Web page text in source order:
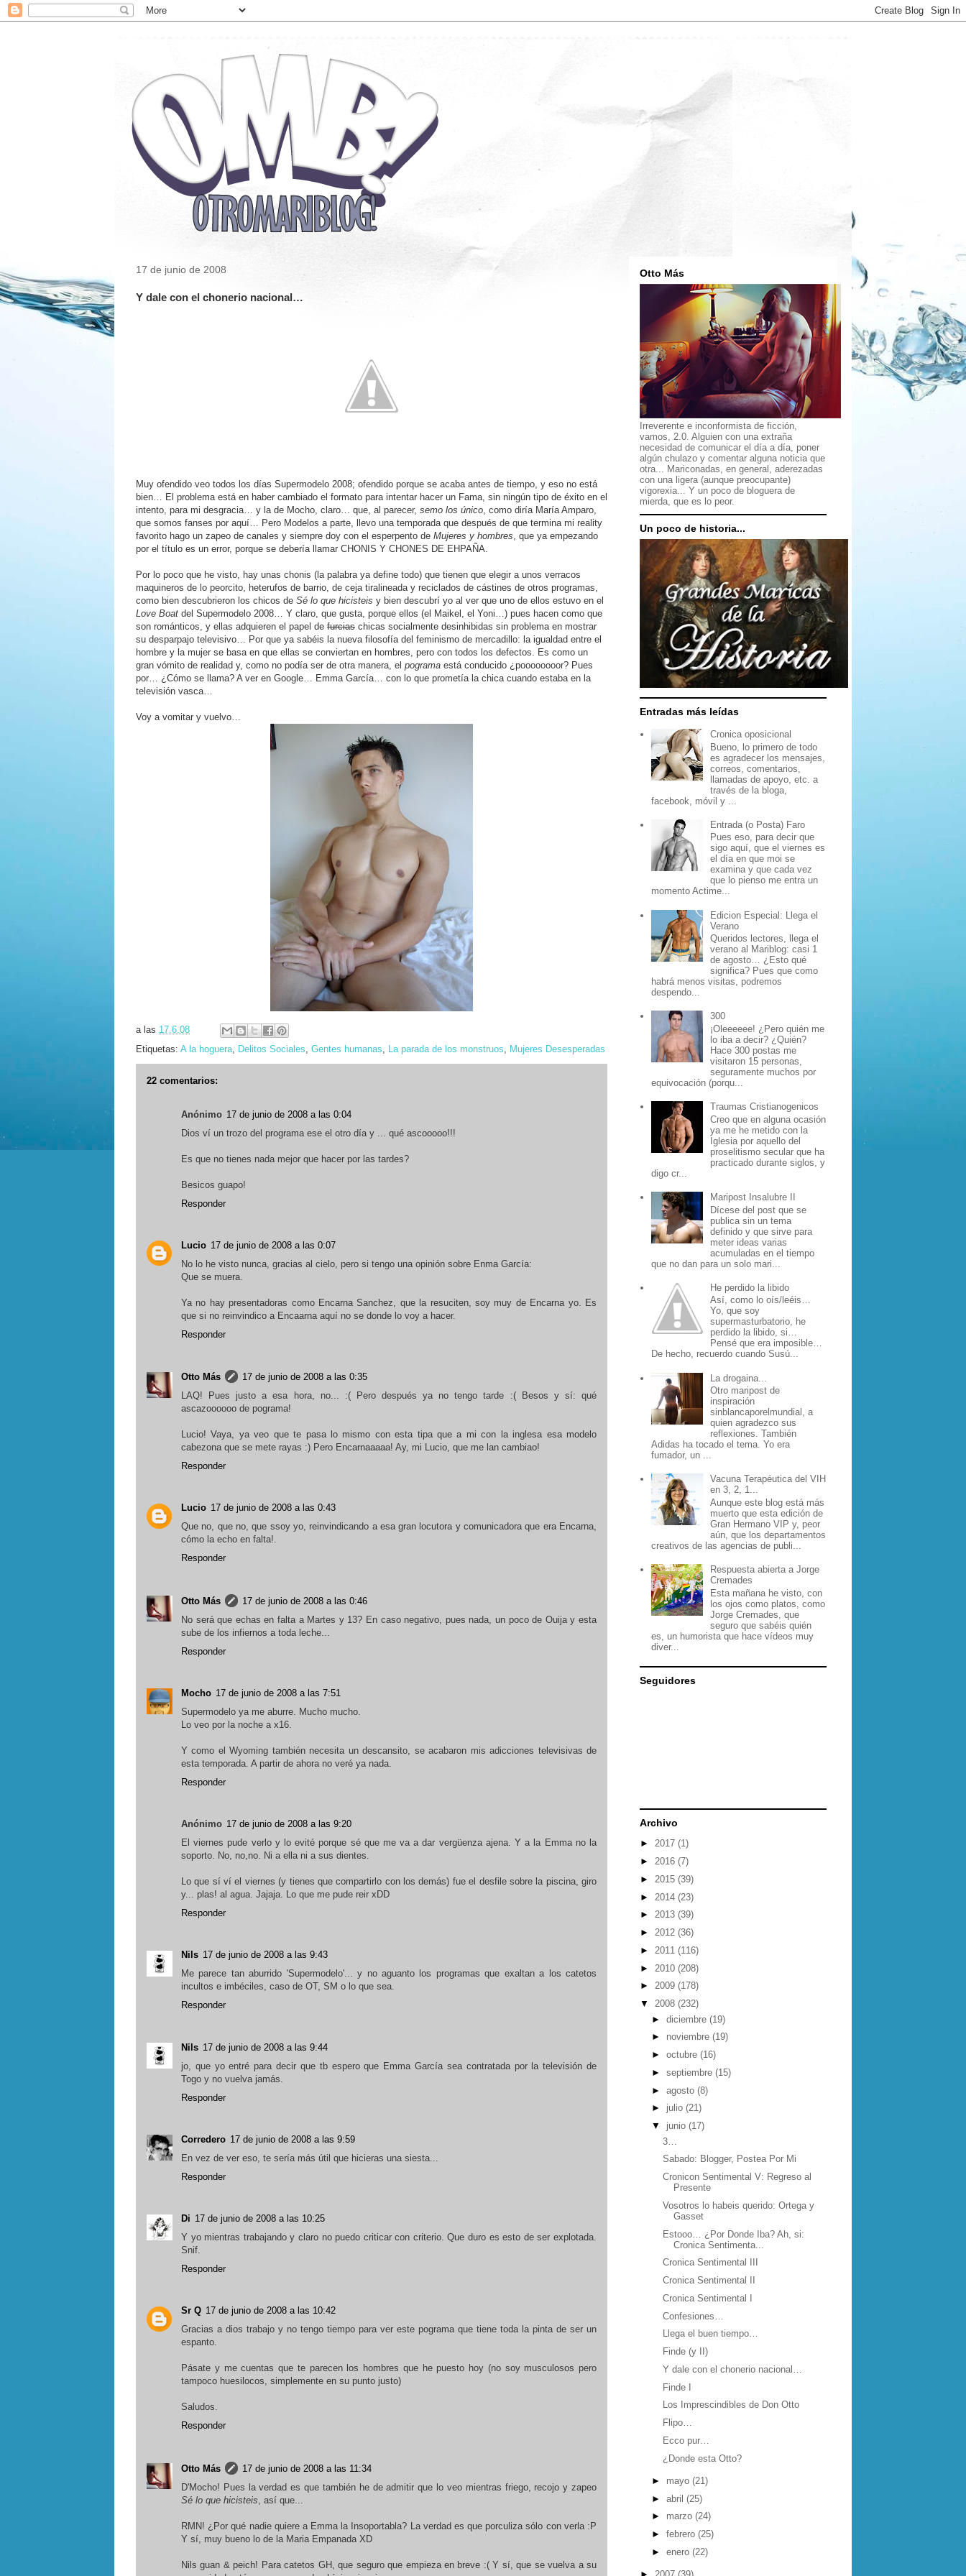
17 de junio de 2008
Y dale con el chonerio nacional…
Muy ofendido veo todos los días Supermodelo 2008; ofendido porque se acaba antes de tiempo, y eso no está
bien… El problema está en haber cambiado el formato para intentar hacer un Fama, sin ningún tipo de éxito en el
intento, para mi desgracia… y la de Mocho, claro… que, al parecer, semo los único, como diría María Amparo,
que somos fanses por aquí… Pero Modelos a parte, llevo una temporada que después de que termina mi reality
favorito hago un zapeo de canales y siempre doy con el esperpento de Mujeres y hombres, que ya empezando
por el título es un error, porque se debería llamar CHONIS Y CHONES DE EHPAÑA.
Por lo poco que he visto, hay unas chonis (la palabra ya define todo) que tienen que elegir a unos verracos
maquineros de lo peorcito, heterufos de barrio, de ceja tiralineada y reciclados de cástines de otros programas,
como bien descubrieron los chicos de Sé lo que hicisteis y bien descubrí yo al ver que uno de ellos estuvo en el
Love Boat del Supermodelo 2008… Y claro, que gusta, porque ellos (el Maikel, el Yoni…) pues hacen como que
son románticos, y ellas adquieren el papel de furcias chicas socialmente desinhibidas sin problema en mostrar
su desparpajo televisivo… Por que ya sabéis la nueva filosofía del feminismo de mercadillo: la igualdad entre el
hombre y la mujer se basa en que ellas se conviertan en hombres, pero con todos los defectos. Es como un
gran vómito de realidad y, como no podía ser de otra manera, el pograma está conducido ¿poooooooor? Pues
por… ¿Cómo se llama? A ver en Google… Emma García… con lo que prometía la chica cuando estaba en la
televisión vasca…
Voy a vomitar y vuelvo…
a las 17.6.08
Etiquetas: A la hoguera Delitos Sociales Gentes humanas La parada de los monstruos Mujeres Desesperadas
22 comentarios:
Anónimo 17 de junio de 2008 a las 0:04
Dios ví un trozo del programa ese el otro día y ... qué ascooooo!!!
Es que no tienes nada mejor que hacer por las tardes?
Besicos guapo!
Responder
Lucio 17 de junio de 2008 a las 0:07
No lo he visto nunca, gracias al cielo, pero si tengo una opinión sobre Enma García:
Que se muera.
Ya no hay presentadoras como Encarna Sanchez, que la resuciten, soy muy de Encarna yo. Es
que si no reinvindico a Encaarna aquí no se donde lo voy a hacer.
Responder
Otto Más
17 de junio de 2008 a las 0:35
LAQ! Pues justo a esa hora, no... :( Pero después ya no tengo tarde :( Besos y sí: qué
ascazoooooo de pograma!
Lucio! Vaya, ya veo que te pasa lo mismo con esta tipa que a mi con la inglesa esa modelo
cabezona que se mete rayas :) Pero Encarnaaaaa! Ay, mi Lucio, que me lan cambiao!
Responder
Lucio 17 de junio de 2008 a las 0:43
Que no, que no, que ssoy yo, reinvindicando a esa gran locutora y comunicadora que era Encarna,
cómo la echo en falta!.
Responder
Otto Más
17 de junio de 2008 a las 0:46
No será que echas en falta a Martes y 13? En caso negativo, pues nada, un poco de Ouija y esta
sube de los infiernos a toda leche...
Responder
Mocho 17 de junio de 2008 a las 7:51
Supermodelo ya me aburre. Mucho mucho.
Lo veo por la noche a x16.
Y como el Wyoming también necesita un descansito, se acabaron mis adicciones televisivas de
esta temporada. A partir de ahora no veré ya nada.
Responder
Anónimo 17 de junio de 2008 a las 9:20
El viernes pude verlo y lo evité porque sé que me va a dar vergüenza ajena. Y a la Emma no la
soporto. No, no,no. Ni a ella ni a sus dientes.
Lo que sí ví el viernes (y tienes que compartirlo con los demás) fue el desfile sobre la piscina, giro
y... plas! al agua. Jajaja. Lo que me pude reir xDD
Responder
Nils 17 de junio de 2008 a las 9:43
Me parece tan aburrido 'Supermodelo'... y no aguanto los programas que exaltan a los catetos
incultos e imbéciles, caso de OT, SM o lo que sea.
Responder
Nils 17 de junio de 2008 a las 9:44
jo, que yo entré para decir que tb espero que Emma García sea contratada por la televisión de
Togo y no vuelva jamás.
Responder
Corredero 17 de junio de 2008 a las 9:59
En vez de ver eso, te sería más útil que hicieras una siesta...
Responder
Di 17 de junio de 2008 a las 10:25
Y yo mientras trabajando y claro no puedo criticar con criterio. Que duro es esto de ser explotada.
Snif.
Responder
Sr Q 17 de junio de 2008 a las 10:42
Gracias a dios trabajo y no tengo tiempo para ver este pograma que tiene toda la pinta de ser un
espanto.
Pásate y me cuentas que te parecen los hombres que he puesto hoy (no soy musculosos pero
tampoco huesilocos, simplemente en su punto justo)
Saludos.
Responder
Otto Más
17 de junio de 2008 a las 11:34
D'Mocho! Pues la verdad es que también he de admitir que lo veo mientras friego, recojo y zapeo
Sé lo que hicisteis , así que...
RMN! ¿Por qué nadie quiere a Emma la Insoportabla? La verdad es que porculiza sólo con verla :P
Y sí, muy bueno lo de la Maria Empanada XD
Nils guan & peich! Para catetos GH, que seguro que empieza en breve :( Y sí, que se vuelva a su
Otto Más
Irreverente e inconformista de ficción,
vamos, 2.0. Alguien con una extraña
necesidad de comunicar el día a día, poner
algún chulazo y comentar alguna noticia que
otra... Mariconadas, en general, aderezadas
con una ligera (aunque preocupante)
vigorexia... Y un poco de bloguera de
mierda, que es lo peor.
Un poco de historia...
Entradas más leídas
Cronica oposicional
Bueno, lo primero de todo
es agradecer los mensajes,
correos, comentarios,
llamadas de apoyo, etc. a
través de la bloga,
facebook, móvil y ...
Entrada (o Posta) Faro
Pues eso, para decir que
sigo aquí, que el viernes es
el día en que moi se
examina y que cada vez
que lo pienso me entra un
momento Actime...
Edicion Especial: Llega el
Verano
Queridos lectores, llega el
verano al Mariblog: casi 1
de agosto… ¿Esto qué
significa? Pues que como
habrá menos visitas, podremos
despendo...
300
¡Oleeeeee! ¿Pero quién me
lo iba a decir? ¿Quién?
Hace 300 postas me
visitaron 15 personas,
seguramente muchos por
equivocación (porqu...
Traumas Cristianogenicos
Creo que en alguna ocasión
ya me he metido con la
Iglesia por aquello del
proselitismo secular que ha
practicado durante siglos, y
digo cr...
Maripost Insalubre II
Dícese del post que se
publica sin un tema
definido y que sirve para
meter ideas varias
acumuladas en el tiempo
que no dan para un solo mari...
He perdido la libido
Así, como lo oís/leéis…
Yo, que soy
supermasturbatorio, he
perdido la libido, si…
Pensé que era imposible…
De hecho, recuerdo cuando Susú...
La drogaina...
Otro maripost de
inspiración
sinblancaporelmundial, a
quien agradezco sus
reflexiones. También
Adidas ha tocado el tema. Yo era
fumador, un ...
Vacuna Terapéutica del VIH
en 3, 2, 1...
Aunque este blog está más
muerto que esta edición de
Gran Hermano VIP y, peor
aún, que los departamentos
creativos de las agencias de publi...
Respuesta abierta a Jorge
Cremades
Esta mañana he visto, con
los ojos como platos, como
Jorge Cremades, que
seguro que sabéis quién
es, un humorista que hace vídeos muy
diver...
Seguidores
Archivo
► 2017 (1)
► 2016 (7)
► 2015 (39)
► 2014 (23)
► 2013 (39)
► 2012 (36)
► 2011 (116)
► 2010 (208)
► 2009 (178)
▼ 2008 (232)
► diciembre (19)
► noviembre (19)
► octubre (16)
► septiembre (15)
► agosto (8)
► julio (21)
▼ junio (17)
3…
Sabado: Blogger, Postea Por Mi
Cronicon Sentimental V: Regreso al
Presente
Vosotros lo habeis querido: Ortega y
Gasset
Estooo… ¿Por Donde Iba? Ah, si:
Cronica Sentimenta...
Cronica Sentimental III
Cronica Sentimental II
Cronica Sentimental I
Confesiones…
Llega el buen tiempo…
Finde (y II)
Y dale con el chonerio nacional…
Finde I
Los Imprescindibles de Don Otto
Flipo…
Ecco pur…
¿Donde esta Otto?
► mayo (21)
► abril (25)
► marzo (24)
► febrero (25)
► enero (22)